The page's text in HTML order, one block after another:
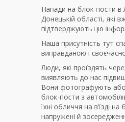
Напади на блок-пости в
Донецькій області, які
підтверджують цю
Наша присутність тут
виправданою і
Люди, які проїздять
виявляють до нас
Вони фотографують
блок-пости з
їхні обличчя на в’їзді
напружені й